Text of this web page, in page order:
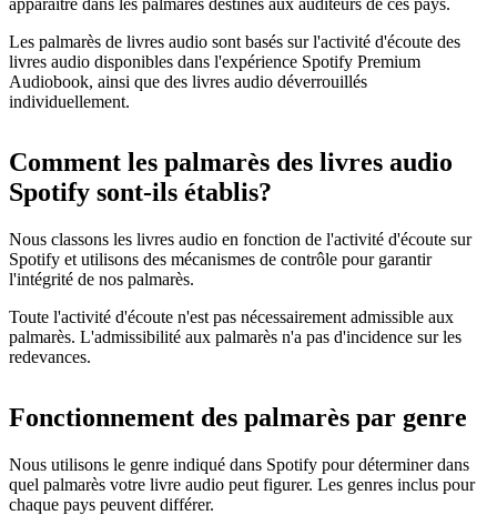
Les palmarès de livres audio sont basés sur l'activité d'écoute des
livres audio disponibles dans l'expérience Spotify Premium
Audiobook, ainsi que des livres audio déverrouillés
individuellement.
Comment les palmarès des livres audio
Spotify sont-ils établis?
Nous classons les livres audio en fonction de l'activité d'écoute sur
Spotify et utilisons des mécanismes de contrôle pour garantir
l'intégrité de nos palmarès.
Toute l'activité d'écoute n'est pas nécessairement admissible aux
palmarès. L'admissibilité aux palmarès n'a pas d'incidence sur les
redevances.
Fonctionnement des palmarès par genre
Nous utilisons le genre indiqué dans Spotify pour déterminer dans
quel palmarès votre livre audio peut figurer. Les genres inclus pour
chaque pays peuvent différer.